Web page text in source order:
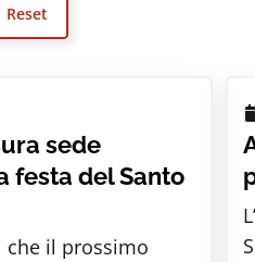
sede
festa del Santo
che il prossimo